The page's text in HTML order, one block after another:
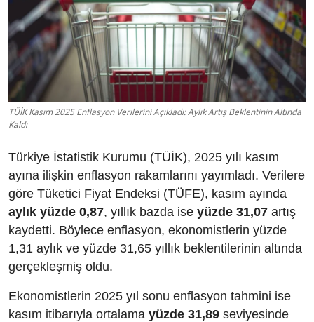
TÜİK Kasım 2025 Enflasyon Verilerini Açıkladı: Aylık Artış Beklentinin Altında
Kaldı
Türkiye İstatistik Kurumu (TÜİK), 2025 yılı kasım
ayına ilişkin enflasyon rakamlarını yayımladı. Verilere
göre Tüketici Fiyat Endeksi (TÜFE), kasım ayında
aylık yüzde 0,87, yıllık bazda ise yüzde 31,07 artış
kaydetti. Böylece enflasyon, ekonomistlerin yüzde
1,31 aylık ve yüzde 31,65 yıllık beklentilerinin altında
gerçekleşmiş oldu.
Ekonomistlerin 2025 yıl sonu enflasyon tahmini ise
kasım itibarıyla ortalama yüzde 31,89 seviyesinde